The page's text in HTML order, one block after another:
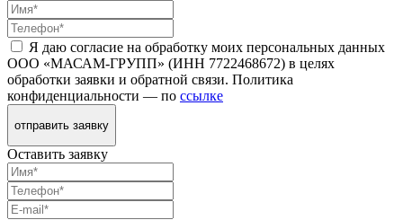
Я даю согласие на обработку моих персональных данных
ООО «МАСАМ-ГРУПП» (ИНН 7722468672) в целях
обработки заявки и обратной связи. Политика
конфиденциальности — по ссылке
отправить заявку
Оставить заявку